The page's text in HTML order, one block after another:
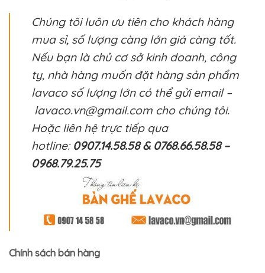
Chúng tôi luôn ưu tiên cho khách hàng
mua sỉ, số lượng càng lớn giá càng tốt.
Nếu bạn là chủ cơ sở kinh doanh, công
ty, nhà hàng muốn đặt hàng sản phẩm
lavaco số lượng lớn có thể gửi email –
lavaco.vn@gmail.com cho chúng tôi.
Hoặc liên hệ trực tiếp qua
hotline: 0907.14.58.58 & 0768.66.58.58 –
0968.79.25.75
Chính sách bán hàng